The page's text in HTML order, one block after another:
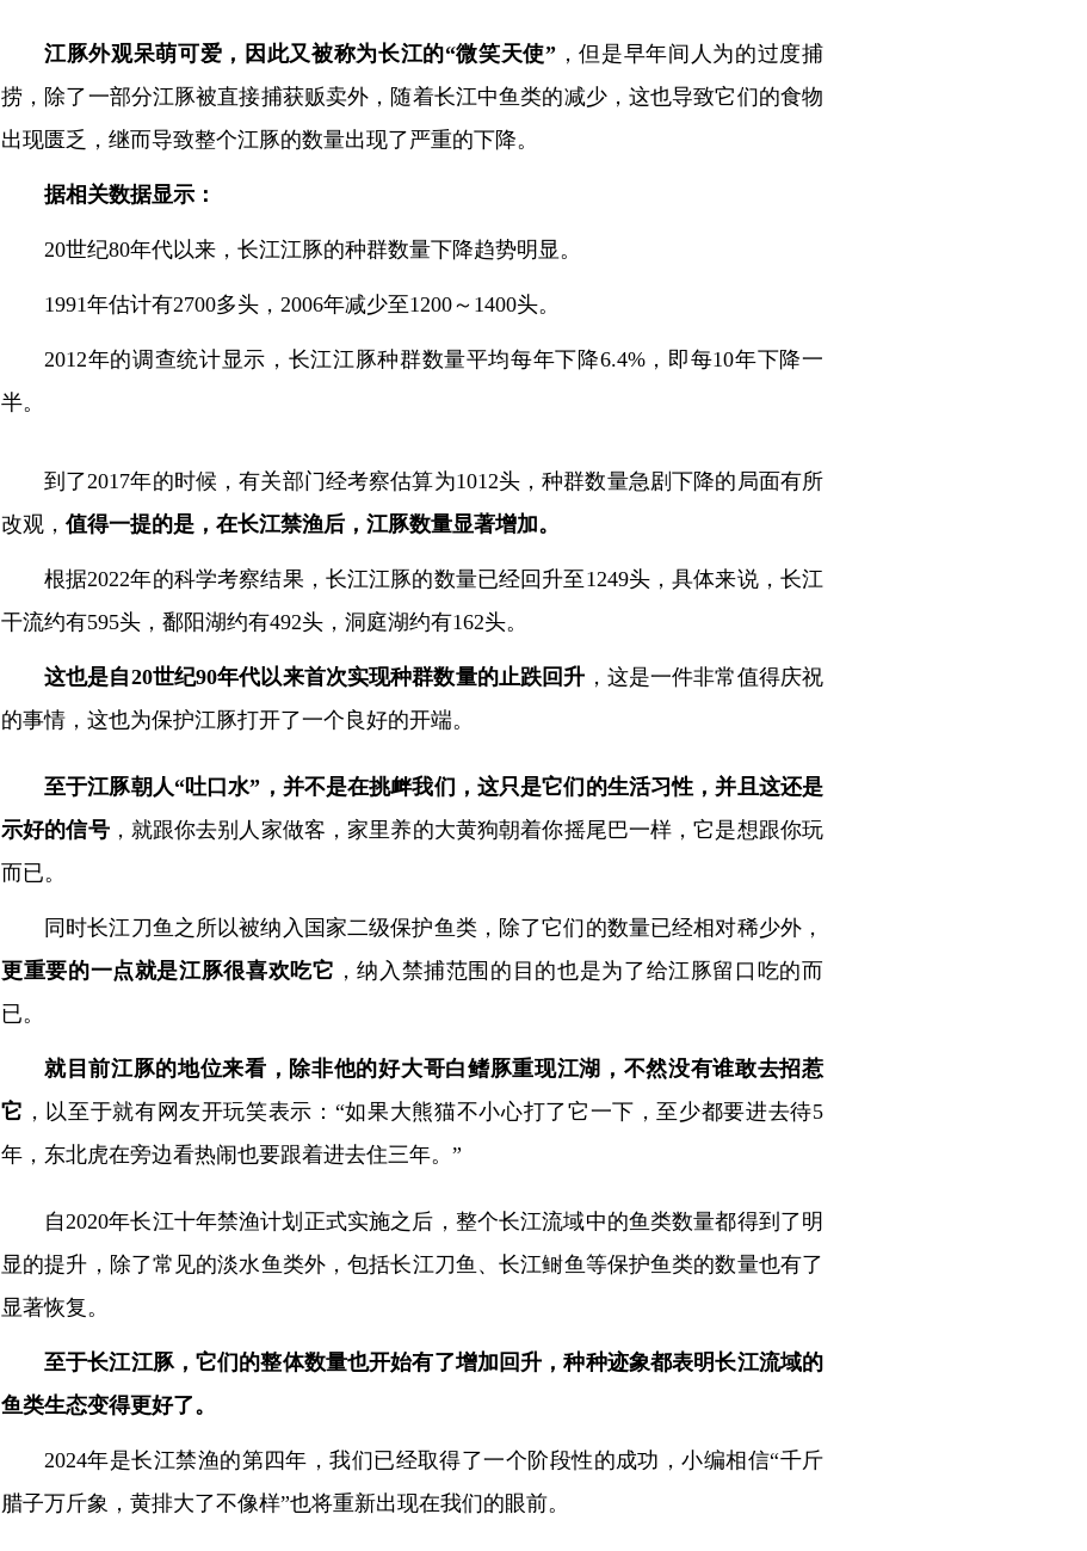
江豚外观呆萌可爱，因此又被称为长江的“微笑天使” ，但是早年间人为的过度捕
捞，除了一部分江豚被直接捕获贩卖外，随着长江中鱼类的减少，这也导致它们的食物
出现匮乏，继而导致整个江豚的数量出现了严重的下降。
据相关数据显示：
20世纪80年代以来，长江江豚的种群数量下降趋势明显。
1991年估计有2700多头，2006年减少至1200～1400头。
2012年的调查统计显示，长江江豚种群数量平均每年下降6.4%，即每10年下降一
半。
到了2017年的时候，有关部门经考察估算为1012头，种群数量急剧下降的局面有所
改观， 值得一提的是，在长江禁渔后，江豚数量显著增加。
根据2022年的科学考察结果，长江江豚的数量已经回升至1249头，具体来说，长江
干流约有595头，鄱阳湖约有492头，洞庭湖约有162头‌。
这也是自20世纪90年代以来首次实现种群数量的止跌回升‌ ，这是一件非常值得庆祝
的事情，这也为保护江豚打开了一个良好的开端。
至于江豚朝人“吐口水”，并不是在挑衅我们，这只是它们的生活习性，并且这还是
示好的信号，就跟你去别人家做客，家里养的大黄狗朝着你摇尾巴一样，它是想跟你玩
而已。
同时长江刀鱼之所以被纳入国家二级保护鱼类，除了它们的数量已经相对稀少外，
更重要的一点就是江豚很喜欢吃它 ，纳入禁捕范围的目的也是为了给江豚留口吃的而
已。
就目前江豚的地位来看，除非他的好大哥白鳍豚重现江湖，不然没有谁敢去招惹
它 ，以至于就有网友开玩笑表示：“如果大熊猫不小心打了它一下，至少都要进去待5
年，东北虎在旁边看热闹也要跟着进去住三年。”
自2020年长江十年禁渔计划正式实施之后，整个长江流域中的鱼类数量都得到了明
显的提升，除了常见的淡水鱼类外，包括长江刀鱼、长江鲥鱼等保护鱼类的数量也有了
显著恢复。
至于长江江豚，它们的整体数量也开始有了增加回升，种种迹象都表明长江流域的
鱼类生态变得更好了。
2024年是长江禁渔的第四年，我们已经取得了一个阶段性的成功，小编相信“千斤
腊子万斤象，黄排大了不像样”也将重新出现在我们的眼前。